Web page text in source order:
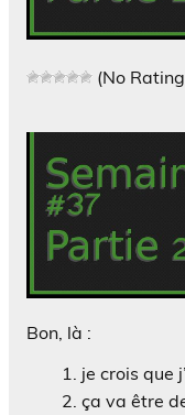
(No
Bon, là :
je crois que
ça va être